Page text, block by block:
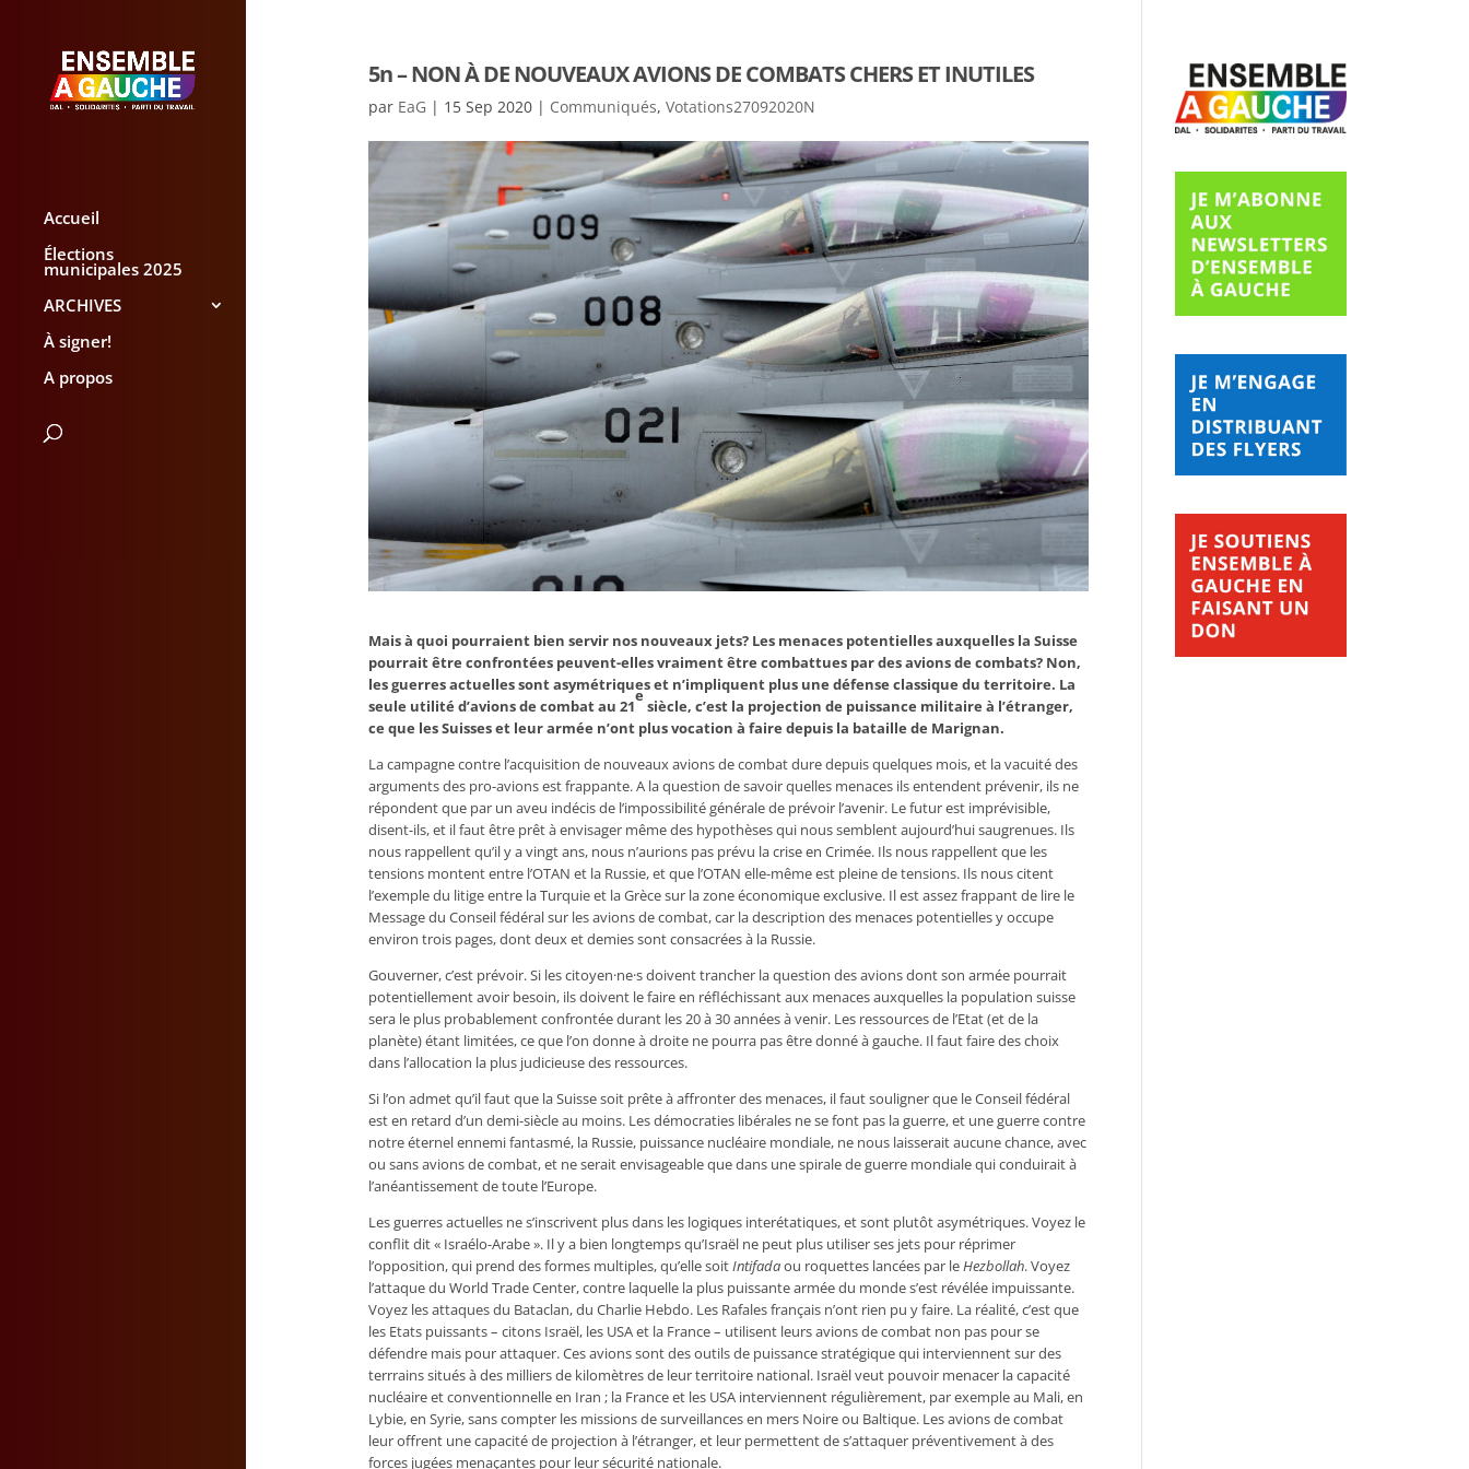
Accueil
Élections
municipales 2025
ARCHIVES
À signer!
A propos
5n – NON À DE NOUVEAUX AVIONS DE COMBATS CHERS ET INUTILES
par EaG | 15 Sep 2020| Communiqués, Votations27092020N
Mais à quoi pourraient bien servir nos nouveaux jets? Les menaces potentielles auxquelles la Suisse
pourrait être confrontées peuvent-elles vraiment être combattues par des avions de combats? Non,
les guerres actuelles sont asymétriques et n’impliquent plus une défense classique du territoire. La
seule utilité d’avions de combat au 21
e
siècle, c’est la projection de puissance militaire à l’étranger,
ce que les Suisses et leur armée n’ont plus vocation à faire depuis la bataille de Marignan.
La campagne contre l’acquisition de nouveaux avions de combat dure depuis quelques mois, et la vacuité des
arguments des pro-avions est frappante. A la question de savoir quelles menaces ils entendent prévenir, ils ne
répondent que par un aveu indécis de l’impossibilité générale de prévoir l’avenir. Le futur est imprévisible,
disent-ils, et il faut être prêt à envisager même des hypothèses qui nous semblent aujourd’hui saugrenues. Ils
nous rappellent qu’il y a vingt ans, nous n’aurions pas prévu la crise en Crimée. Ils nous rappellent que les
tensions montent entre l’OTAN et la Russie, et que l’OTAN elle-même est pleine de tensions. Ils nous citent
l’exemple du litige entre la Turquie et la Grèce sur la zone économique exclusive. Il est assez frappant de lire le
Message du Conseil fédéral sur les avions de combat, car la description des menaces potentielles y occupe
environ trois pages, dont deux et demies sont consacrées à la Russie.
Gouverner, c’est prévoir. Si les citoyen·ne·s doivent trancher la question des avions dont son armée pourrait
potentiellement avoir besoin, ils doivent le faire en réfléchissant aux menaces auxquelles la population suisse
sera le plus probablement confrontée durant les 20 à 30 années à venir. Les ressources de l’Etat (et de la
planète) étant limitées, ce que l’on donne à droite ne pourra pas être donné à gauche. Il faut faire des choix
dans l’allocation la plus judicieuse des ressources.
Si l’on admet qu’il faut que la Suisse soit prête à affronter des menaces, il faut souligner que le Conseil fédéral
est en retard d’un demi-siècle au moins. Les démocraties libérales ne se font pas la guerre, et une guerre contre
notre éternel ennemi fantasmé, la Russie, puissance nucléaire mondiale, ne nous laisserait aucune chance, avec
ou sans avions de combat, et ne serait envisageable que dans une spirale de guerre mondiale qui conduirait à
l’anéantissement de toute l’Europe.
Les guerres actuelles ne s’inscrivent plus dans les logiques interétatiques, et sont plutôt asymétriques. Voyez le
conflit dit « Israélo-Arabe ». Il y a bien longtemps qu’Israël ne peut plus utiliser ses jets pour réprimer
l’opposition, qui prend des formes multiples, qu’elle soitIntifadaou roquettes lancées par leHezbollah. Voyez
l’attaque du World Trade Center, contre laquelle la plus puissante armée du monde s’est révélée impuissante.
Voyez les attaques du Bataclan, du Charlie Hebdo. Les Rafales français n’ont rien pu y faire. La réalité, c’est que
les Etats puissants – citons Israël, les USA et la France – utilisent leurs avions de combat non pas pour se
défendre mais pour attaquer. Ces avions sont des outils de puissance stratégique qui interviennent sur des
terrrains situés à des milliers de kilomètres de leur territoire national. Israël veut pouvoir menacer la capacité
nucléaire et conventionnelle en Iran ; la France et les USA interviennent régulièrement, par exemple au Mali, en
Lybie, en Syrie, sans compter les missions de surveillances en mers Noire ou Baltique. Les avions de combat
leur offrent une capacité de projection à l’étranger, et leur permettent de s’attaquer préventivement à des
forces jugées menaçantes pour leur sécurité nationale.